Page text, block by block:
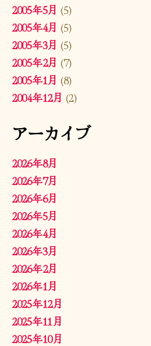
2005年5月 (5)
2005年4月 (5)
2005年3月 (5)
2005年2月 (7)
2005年1月 (8)
2004年12月 (2)
アーカイブ
2026年8月
2026年7月
2026年6月
2026年5月
2026年4月
2026年3月
2026年2月
2026年1月
2025年12月
2025年11月
2025年10月